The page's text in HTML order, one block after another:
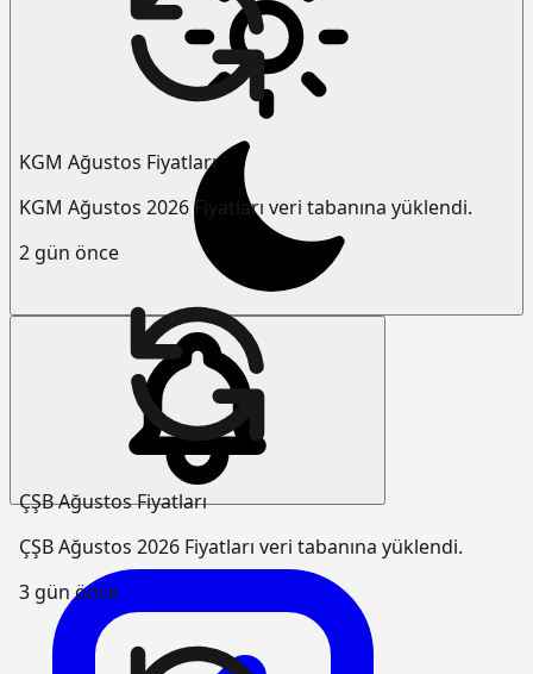
KGM Ağustos Fiyatları
KGM Ağustos 2026 Fiyatları veri tabanına yüklendi.
2 gün önce
ÇŞB Ağustos Fiyatları
ÇŞB Ağustos 2026 Fiyatları veri tabanına yüklendi.
3 gün önce